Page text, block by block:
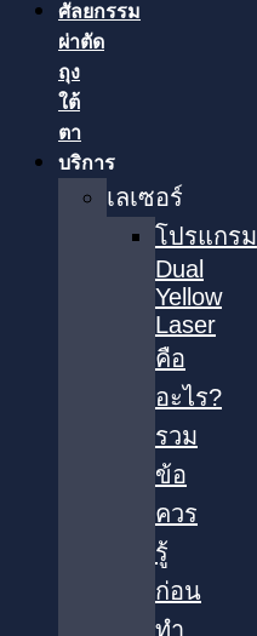
ศัลยกรรม
ผ่าตัด
ถุง
ใต้
ตา
บริการ
เลเซอร์
โปรแกรม
Dual
Yellow
Laser
คือ
อะไร?
รวม
ข้อ
ควร
รู้
ก่อน
ทำ